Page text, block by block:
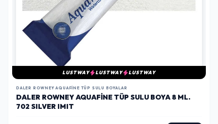
LUSTWAY LUSTWAY LUSTWAY
DALER ROWNEY AQUAFINE TÜP SULU BOYALAR
DALER ROWNEY AQUAFINE TÜP SULU BOYA 8 ML.
702 SILVER IMIT